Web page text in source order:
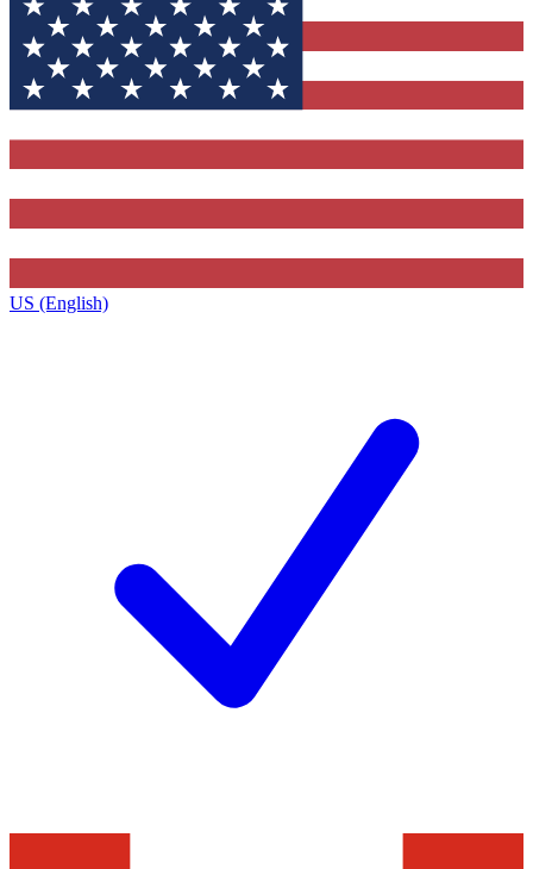
US (English)